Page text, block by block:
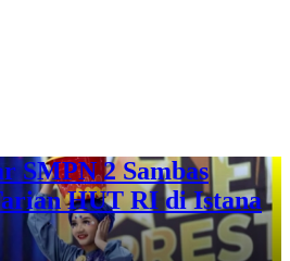
SMPN 2 Sambas
HUT RI di Istana